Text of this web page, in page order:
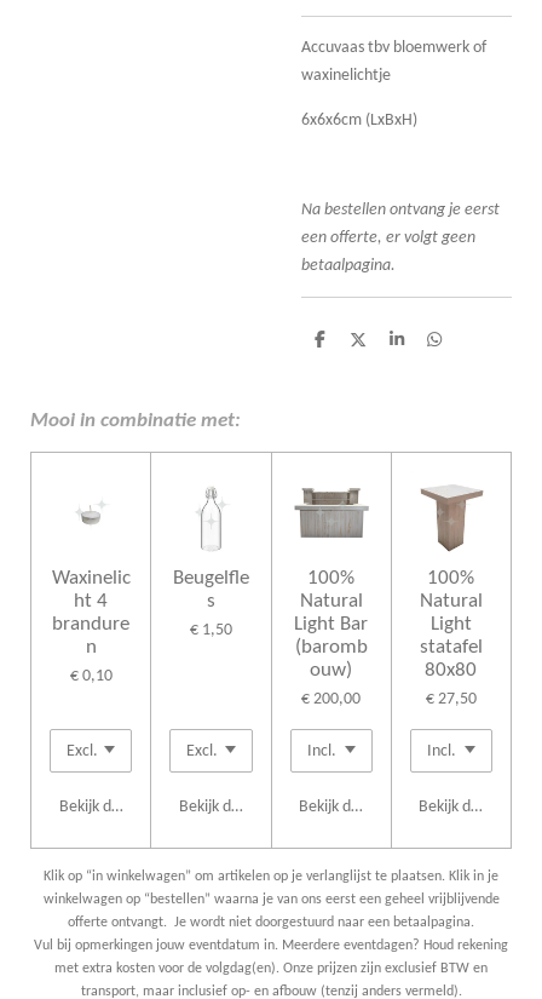
Accuvaas tbv bloemwerk of
waxinelichtje
6x6x6cm (LxBxH)
Na bestellen ontvang je eerst
een offerte, er volgt geen
betaalpagina.
D
D
S
D
Mooi in combinatie met:
Waxinelic
ht 4
brandure
n
€ 0,10
Bekijk details
Beugelfle
s
€ 1,50
Bekijk details
100%
Natural
Light Bar
(baromb
ouw)
€ 200,00
Bekijk details
100%
Natural
Light
statafel
80x80
€ 27,50
Bekijk details
Klik op “in winkelwagen” om artikelen op je verlanglijst te plaatsen. Klik in je
winkelwagen op “bestellen” waarna je van ons eerst een geheel vrijblijvende
offerte ontvangt. Je wordt niet doorgestuurd naar een betaalpagina.
Vul bij opmerkingen jouw eventdatum in. Meerdere eventdagen? Houd rekening
met extra kosten voor de volgdag(en). Onze prijzen zijn exclusief BTW en
transport, maar inclusief op- en afbouw (tenzij anders vermeld).